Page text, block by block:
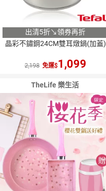
出清5折↘領券再折
晶彩不鏽鋼24CM雙耳燉鍋(加蓋)
2,198 免運 1,099
TheLife 樂生活